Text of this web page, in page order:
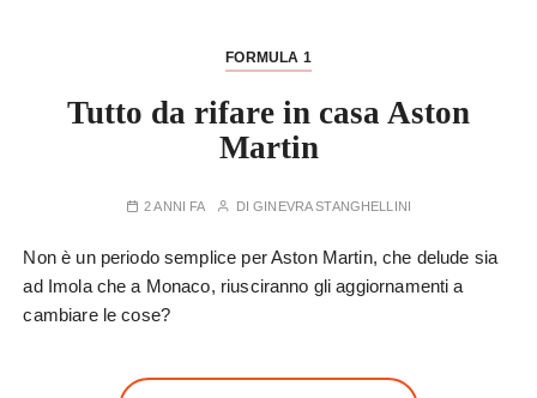
FORMULA 1
Tutto da rifare in casa Aston
Martin
2 ANNI FA DIGINEVRA STANGHELLINI
Non è un periodo semplice per Aston Martin, che delude sia
ad Imola che a Monaco, riusciranno gli aggiornamenti a
cambiare le cose?